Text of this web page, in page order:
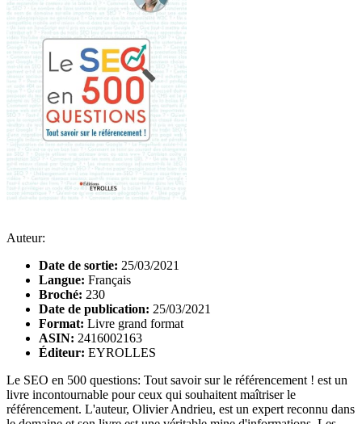
Auteur:
Date de sortie: 25/03/2021
Langue: Français
Broché: 230
Date de publication: 25/03/2021
Format: Livre grand format
ASIN: 2416002163
Éditeur: EYROLLES
Le SEO en 500 questions: Tout savoir sur le référencement ! est un
livre incontournable pour ceux qui souhaitent maîtriser le
référencement. L'auteur, Olivier Andrieu, est un expert reconnu dans